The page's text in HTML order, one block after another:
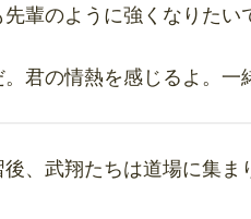
先輩のように強くなりた
。君の情熱を感じるよ。
、武翔たちは道場に集ま